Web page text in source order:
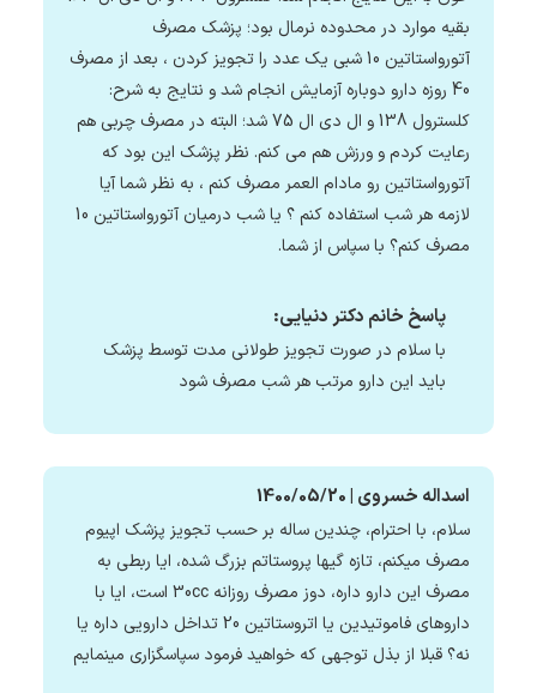
بقیه موارد در محدوده نرمال بود؛ پزشک مصرف
آتورواستاتین 10 شبی یک عدد را تجویز کردن ، بعد از مصرف
40 روزه دارو دوباره آزمایش انجام شد و نتایج به شرح:
کلسترول 138 و ال دی ال 75 شد؛ البته در مصرف چربی هم
رعایت کردم و ورزش هم می کنم. نظر پزشک این بود که
آتورواستاتین رو مادام العمر مصرف کنم ، به نظر شما آیا
لازمه هر شب استفاده کنم ؟ یا شب درمیان آتورواستاتین 10
مصرف کنم؟ با سپاس از شما.
پاسخ خانم دکتر دنیایی:
با سلام در صورت تجویز طولانی مدت توسط پزشک
باید این دارو مرتب هر شب مصرف شود
اسداله خسروی | 1400/05/20
سلام، با احترام، چندین ساله بر حسب تجویز پزشک اپیوم
مصرف میکنم، تازه گیها پروستاتم بزرگ شده، ایا ربطی به
مصرف این دارو داره، دوز مصرف روزانه 30cc است، ایا با
داروهای فاموتیدین یا اتروستاتین 20 تداخل دارویی داره یا
نه؟ قبلا از بذل توجهی که خواهید فرمود سپاسگزاری مینمایم